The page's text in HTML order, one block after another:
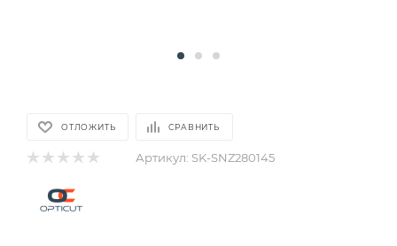
ОТЛОЖИТЬ СРАВНИТЬ
Артикул: SK-SNZ280145